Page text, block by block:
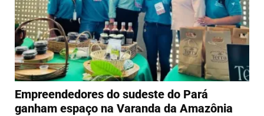
Empreendedores do sudeste do Pará
ganham espaço na Varanda da Amazônia